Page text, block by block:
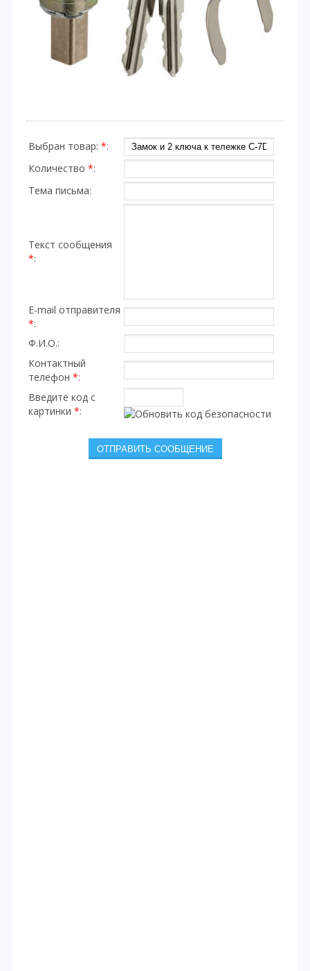
Выбран товар: *:
Количество *:
Тема письма:
Текст сообщения
*:
E-mail отправителя
*:
Ф.И.О.:
Контактный
телефон *:
Введите код с
картинки *: